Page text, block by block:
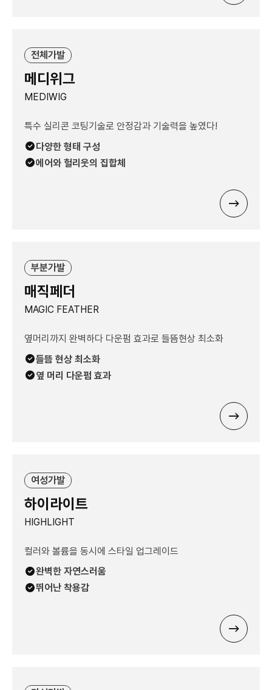
전체가발
메디위그
MEDIWIG
특수 실리콘 코팅기술로 안정감과 기술력을 높였다!
다양한 형태 구성
에어와 헐리웃의 집합체
부분가발
매직페더
MAGIC FEATHER
옆머리까지 완벽하다 다운펌 효과로 들뜸현상 최소화
들뜸 현상 최소화
옆 머리 다운펌 효과
여성가발
하이라이트
HIGHLIGHT
컬러와 볼륨을 동시에 스타일 업그레이드
완벽한 자연스러움
뛰어난 착용감